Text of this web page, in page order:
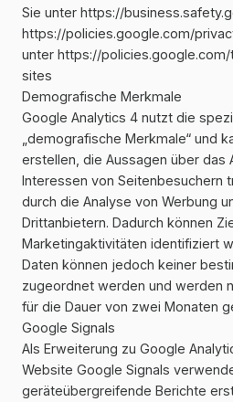
Sie unter https://
https://policies.google.com/
unter https://policies.google.com/
sites
Demografische Merkmale
Google Analytics 4 nutzt die
„demografische Merkmale“ und
erstellen, die Aussagen über das
Interessen von Seitenbesuchern
durch die Analyse von Werbung
Drittanbietern. Dadurch können
Marketingaktivitäten identifiziert
Daten können jedoch keiner
zugeordnet werden und werden
für die Dauer von zwei Monaten
Google Signals
Als Erweiterung zu Google
Website Google Signals
geräteübergreifende Berichte